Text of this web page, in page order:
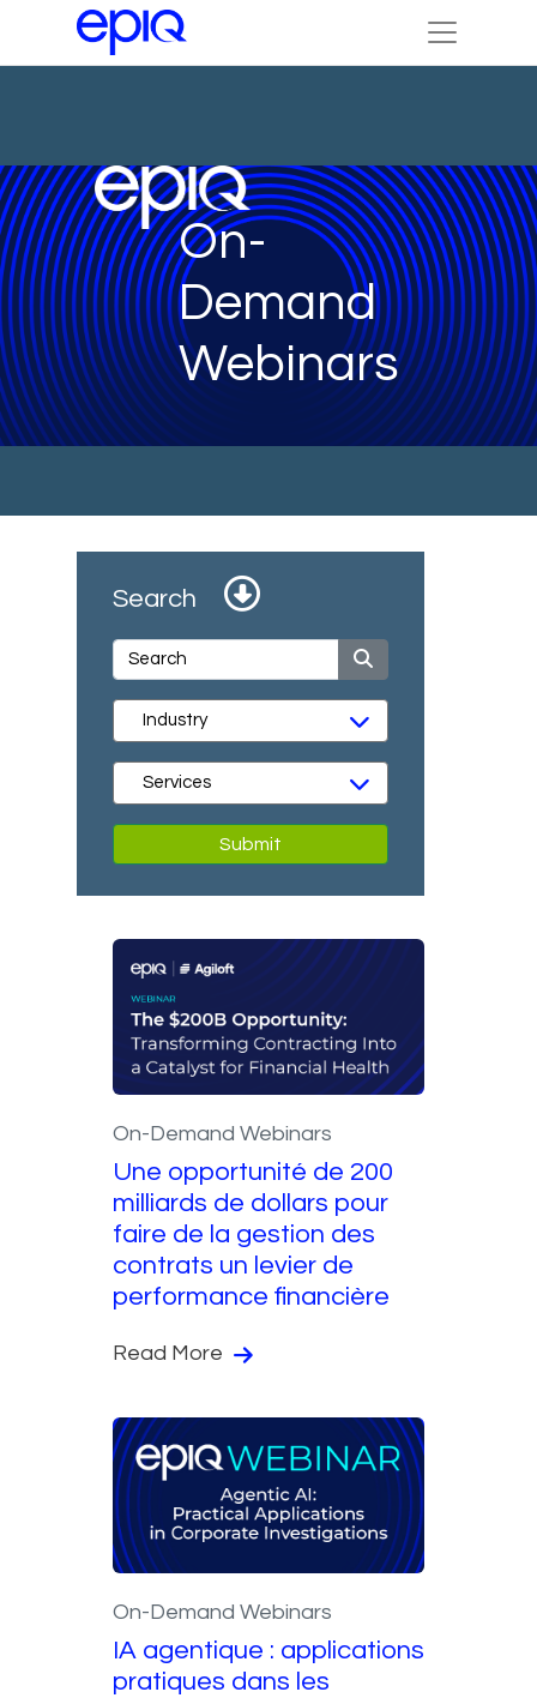
On-
Demand
Webinars
Search
Submit
On-Demand Webinars
Une opportunité de 200
milliards de dollars pour
faire de la gestion des
contrats un levier de
performance financière
Read More
On-Demand Webinars
IA agentique : applications
pratiques dans les